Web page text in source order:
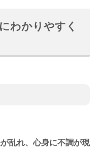
わかりやすく
乱れ、心身に不調が現